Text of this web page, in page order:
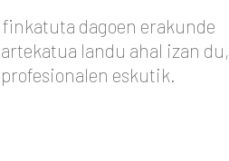
dagoen erakunde
landu ahal izan du,
eskutik.